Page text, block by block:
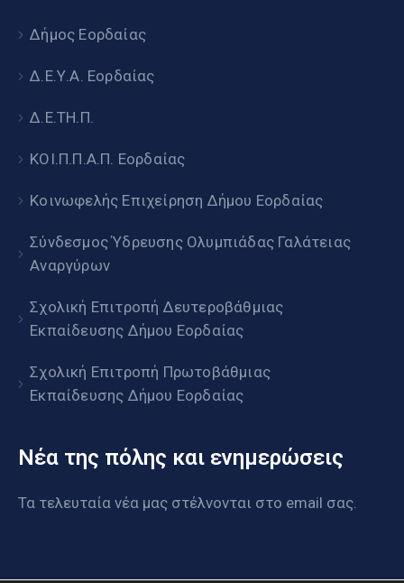
Δήμος Εορδαίας
Δ.Ε.Υ.Α. Εορδαίας
Δ.Ε.ΤΗ.Π.
ΚΟΙ.Π.Π.Α.Π. Εορδαίας
Κοινωφελής Επιχείρηση Δήμου Εορδαίας
Σύνδεσμος Ύδρευσης Ολυμπιάδας Γαλάτειας
Αναργύρων
Σχολική Επιτροπή Δευτεροβάθμιας
Εκπαίδευσης Δήμου Εορδαίας
Σχολική Επιτροπή Πρωτοβάθμιας
Εκπαίδευσης Δήμου Εορδαίας
Νέα της πόλης και ενημερώσεις
Τα τελευταία νέα μας στέλνονται στο email σας.